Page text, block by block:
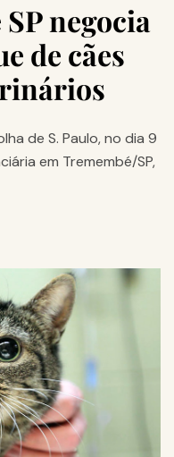
negocia
de cães
de S. Paulo, no dia 9
em Tremembé/SP,